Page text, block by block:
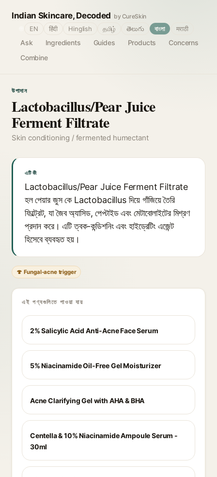
Indian Skincare, Decoded by CureSkin
Ask Ingredients Guides Products
Concerns
Combine
EN हिंदी Hinglish தமிழ் తెలుగు বাংলা मराठी
উপাদান
Lactobacillus/Pear Juice
Ferment Filtrate
Skin conditioning / fermented humectant
এটি কী
Lactobacillus/Pear Juice Ferment Filtrate
হল পেয়ার জুস কে Lactobacillus দিয়ে গাঁজিয়ে তৈরি
ফিল্ট্রেট, যা জৈব অ্যাসিড, পেপ্টাইড এবং মেটাবোলাইটের মিশ্রণ
প্রদান করে। এটি ত্বক-কন্ডিশনিং এবং হাইড্রেটিং এজেন্ট
হিসেবে ব্যবহৃত হয়।
🍄 Fungal-acne trigger
এই পণ্যগুলিতে পাওয়া যায়
2% Salicylic Acid Anti-Acne Face Serum
5% Niacinamide Oil-Free Gel Moisturizer
Acne Clarifying Gel with AHA & BHA
Centella & 10% Niacinamide Ampoule Serum -
30ml